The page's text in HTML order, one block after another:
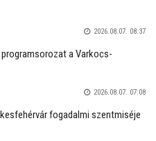
2026.08.07. 08:37
a Varkocs-
2026.08.07. 07:08
fogadalmi szentmiséje